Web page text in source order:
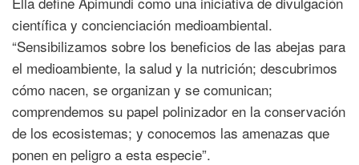
científica y concienciación medioambiental.
“Sensibilizamos sobre los beneficios de las abejas para
el medioambiente, la salud y la nutrición; descubrimos
cómo nacen, se organizan y se comunican;
comprendemos su papel polinizador en la conservación
de los ecosistemas; y conocemos las amenazas que
ponen en peligro a esta especie”.